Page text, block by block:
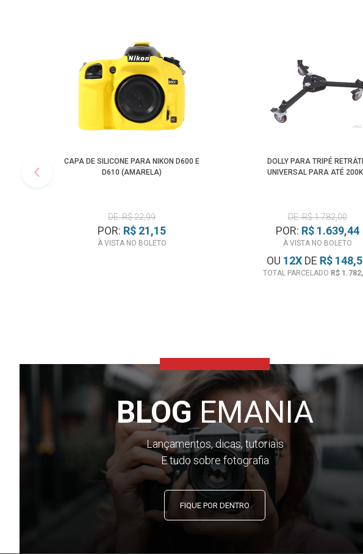
CAPA DE SILICONE PARA NIKON D600 E
D610 (AMARELA)
DE: R$ 22,99
POR: R$ 21,15
À VISTA NO BOLETO
DOLLY PARA TRIPÉ
UNIVERSAL PARA ATÉ
DE: R$ 1.782,00
POR: R$ 1.639,44
À VISTA NO BOLETO
OU 12XDE R$
TOTAL PARCELADO R$
BLOGEMANIA
Lançamentos, dicas, tutoriais
E tudo sobre fotografia
FIQUE POR DENTRO